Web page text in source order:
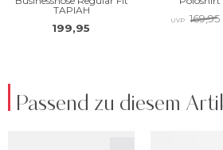
Passend zu diesem